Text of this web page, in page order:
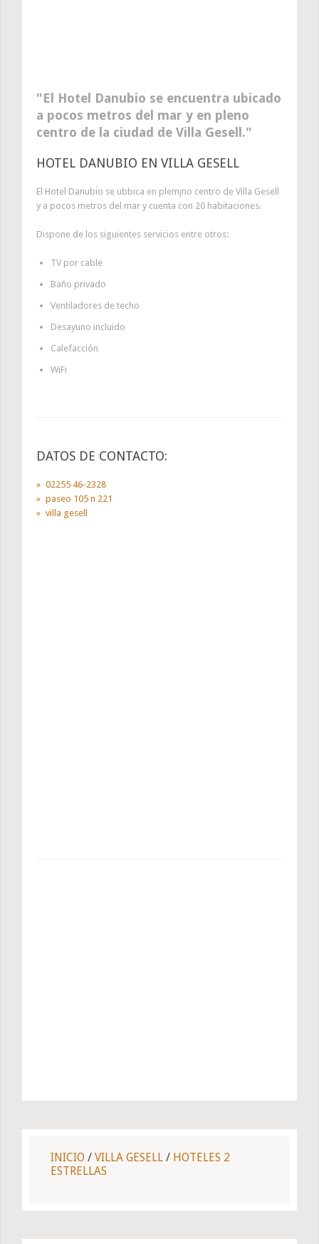
El Hotel Danubio se encuentra ubicado
a pocos metros del mar y en pleno
centro de la ciudad de Villa Gesell.
HOTEL DANUBIO EN VILLA GESELL
El Hotel Danubio se ubbica en plem¡no centro de Villa Gesell
y a pocos metros del mar y cuenta con 20 habitaciones.
Dispone de los siguientes servicios entre otros:
TV por cable
Baño privado
Ventiladores de techo
Desayuno incluido
Calefacción
WiFi
DATOS DE CONTACTO:
02255 46-2328
paseo 105 n 221
villa gesell
INICIO / VILLA GESELL / HOTELES 2
ESTRELLAS